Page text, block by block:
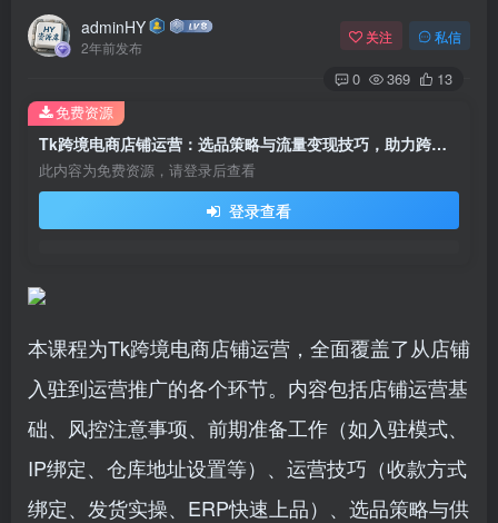
adminHY
2年前发布
关注 私信
0 369 13
Tk跨境电商店铺运营：选品策略与流量变现技巧，助力跨境商家成功出海
此内容为免费资源，请登录后查看
登录查看
免费资源
本课程为Tk跨境电商店铺运营，全面覆盖了从店铺
入驻到运营推广的各个环节。内容包括店铺运营基
础、风控注意事项、前期准备工作（如入驻模式、
IP绑定、仓库地址设置等）、运营技巧（收款方式
绑定、发货实操、ERP快速上品）、选品策略与供